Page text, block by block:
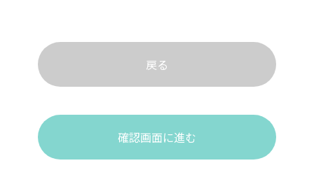
戻る
確認画面に進む